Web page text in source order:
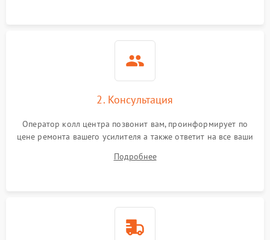
2. Консультация
Оператор колл центра позвонит вам, проинформирует по
цене ремонта вашего усилителя а также ответит на все ваши
Подробнее